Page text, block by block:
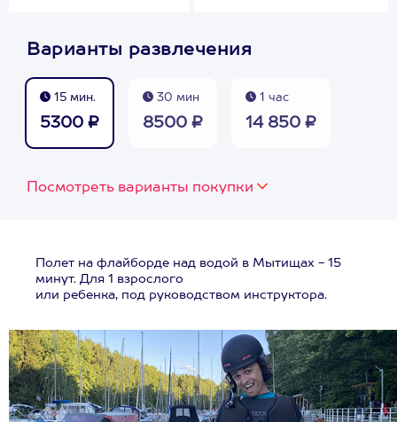
Варианты развлечения
15 мин.
5300 ₽
30 мин
8500 ₽
1 час
14 850 ₽
Посмотреть варианты покупки
Полет на флайборде над водой в Мытищах - 15
минут. Для 1 взрослого
или ребенка, под руководством инструктора.